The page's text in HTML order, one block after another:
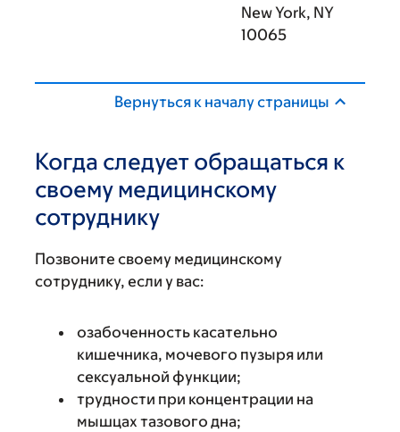
New York, NY
10065
Вернуться к началу страницы
Когда следует обращаться к
своему медицинскому
сотруднику
Позвоните своему медицинскому
сотруднику, если у вас:
озабоченность касательно
кишечника, мочевого пузыря или
сексуальной функции;
трудности при концентрации на
мышцах тазового дна;